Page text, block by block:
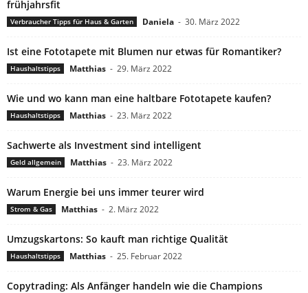
frühjahrsfit
Verbraucher Tipps für Haus & Garten Daniela - 30. März 2022
Ist eine Fototapete mit Blumen nur etwas für Romantiker?
Haushaltstipps Matthias - 29. März 2022
Wie und wo kann man eine haltbare Fototapete kaufen?
Haushaltstipps Matthias - 23. März 2022
Sachwerte als Investment sind intelligent
Geld allgemein Matthias - 23. März 2022
Warum Energie bei uns immer teurer wird
Strom & Gas Matthias - 2. März 2022
Umzugskartons: So kauft man richtige Qualität
Haushaltstipps Matthias - 25. Februar 2022
Copytrading: Als Anfänger handeln wie die Champions